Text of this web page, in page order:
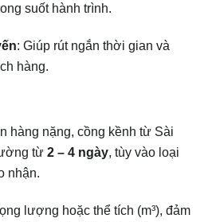
suốt hành trình.
: Giúp rút ngắn thời gian và
hàng.
hàng nặng, cồng kềnh từ Sài
từ2 – 4 ngày, tùy vào loại
nhận.
lượng hoặc thể tích (m³), đảm